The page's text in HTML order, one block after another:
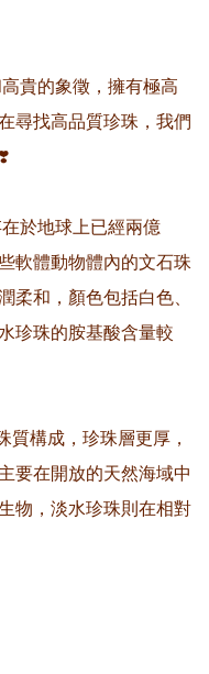
貴的象徵，擁有極高
尋找高品質珍珠，我們
於地球上已經兩億
軟體動物體內的文石珠
柔和，顏色包括白色、
珍珠的胺基酸含量較
質構成，珍珠層更厚，
要在開放的天然海域中
物，淡水珍珠則在相對